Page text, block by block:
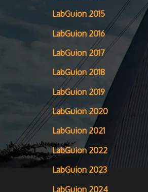
LabGuion 2015
LabGuion 2016
LabGuion 2017
LabGuion 2018
LabGuion 2019
LabGuion 2020
LabGuion 2021
LabGuion 2022
LabGuion 2023
LabGuion 2024